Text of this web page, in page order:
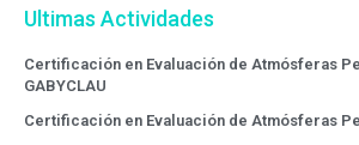
Ultimas Actividades
Certificación en Evaluación de Atmósferas
GABYCLAU
Certificación en Evaluación de Atmósferas